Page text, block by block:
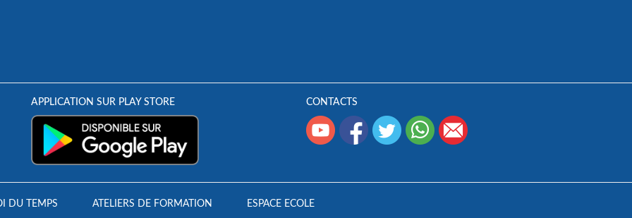
APPLICATION SUR PLAY STORE CONTACTS
DU TEMPS ATELIERS DE FORMATION ESPACE ECOLE